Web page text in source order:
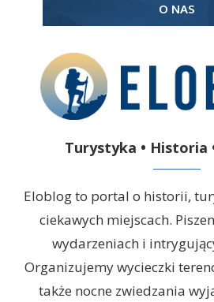
O NAS
Turystyka • Historia
Eloblog to portal o historii,
ciekawych miejscach.
wydarzeniach i
Organizujemy wycieczki
także nocne zwiedzania